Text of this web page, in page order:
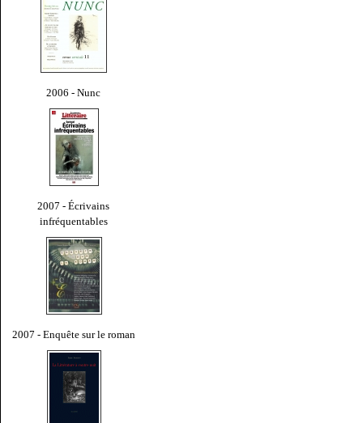
2006 - Nunc
2007 - Écrivains
infréquentables
2007 - Enquête sur le roman